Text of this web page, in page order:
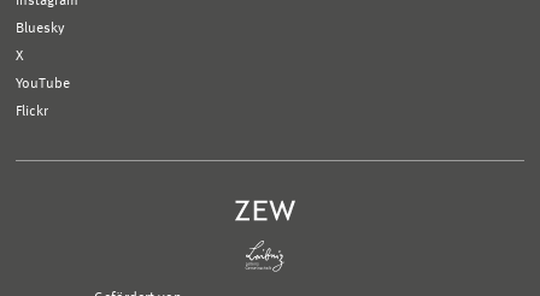
Bluesky
X
YouTube
Flickr